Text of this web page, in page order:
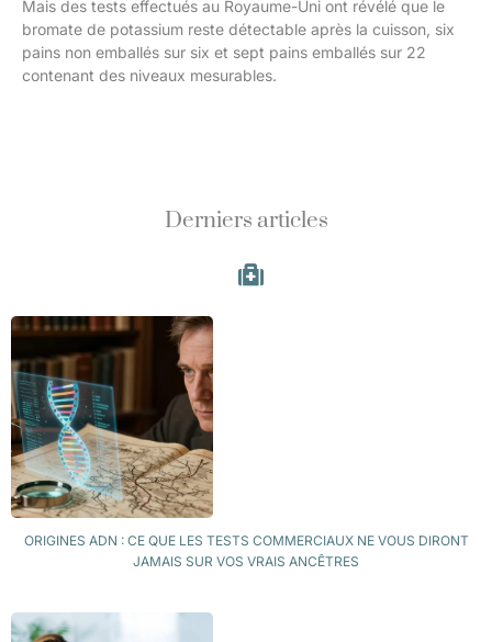
Mais des tests effectués au Royaume-Uni ont révélé que le
bromate de potassium reste détectable après la cuisson, six
pains non emballés sur six et sept pains emballés sur 22
contenant des niveaux mesurables.
Derniers articles
ORIGINES ADN : CE QUE LES TESTS COMMERCIAUX NE VOUS DIRONT
JAMAIS SUR VOS VRAIS ANCÊTRES